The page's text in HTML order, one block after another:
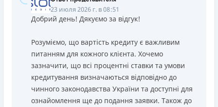
23 июля 2026 г. в 08:51
Добрий день! Дякуємо за відгук!
Розуміємо, що вартість кредиту є важливим
питанням для кожного клієнта. Хочемо
зазначити, що всі процентні ставки та умови
кредитування визначаються відповідно до
чинного законодавства України та доступні для
ознайомлення ще до подання заявки. Також до